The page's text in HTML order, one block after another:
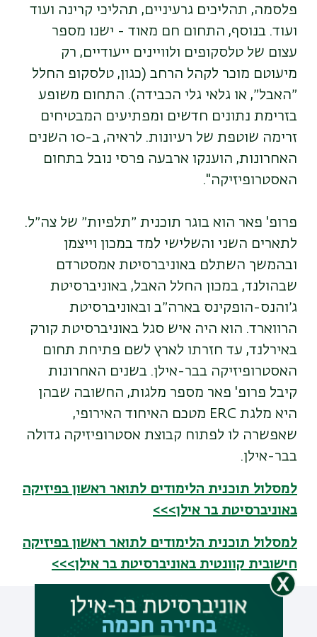
פלסמה, תהליכים גרעיניים, תהליכי קרינה ועוד
ועוד. בנוסף, התחום חם מאוד - ישנו מספר
עצום של טלסקופים ולוויינים ייעודיים, רק
מיעוטם מוכר לקהל הרחב (כגון, טלסקופ החלל
״האבל״, או גלאי גלי הכבידה). התחום משופע
בזרימת נתונים חדשים ומפתיעים המבטיחים
זרימה שוטפת של רעיונות. לראיה, ב-10 השנים
האחרונות, הוענקו ארבעה פרסי נובל בתחום
האסטרופיזיקה".
פרופ' פאר הוא בוגר תוכנית ״תלפיות״ של צה״ל.
לתארים השני והשלישי למד במכון וייצמן
ובהמשך השתלם באוניברסיטת אמסטרדם
שבהולנד, במכון החלל האבל, באוניברסיטת
ג׳והנס-הופקינס בארה״ב ובאוניברסיטת
הרווארד. הוא היה איש סגל באוניברסיטת קורק
באירלנד, עד חזרתו לארץ לשם פתיחת תחום
האסטרופיזיקה בבר-אילן. בשנים האחרונות
קיבל פרופ' פאר מספר מלגות, החשובה שבהן
היא מלגת ERC מטכם האיחוד האירופי,
שאפשרה לו לפתוח קבוצת אסטרופיזיקה גדולה
בבר-אילן.
למסלול תוכנית הלימודים לתואר ראשון בפיזיקה
באוניברסיטת בר אילן>>>
למסלול תוכנית הלימודים לתואר ראשון בפיזיקה
חישובית קוונטית באוניברסיטת בר אילן>>>
עוד כתבות שיעניינו אותך